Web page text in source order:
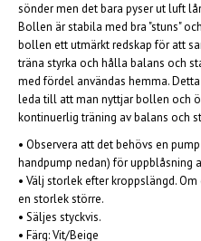
sönder men det bara pyser ut luft
Bollen är stabila med bra "stuns" och
bollen ett utmärkt redskap för att
träna styrka och hålla balans och
med fördel användas hemma.
leda till att man nyttjar bollen och
kontinuerligträning av balans och
• Observera att det behövs en
handpump nedan) för uppblåsning
• Välj storlek efter kroppslängd.
en storlek större.
• Säljes styckvis.
• Färg: Vit/Beige